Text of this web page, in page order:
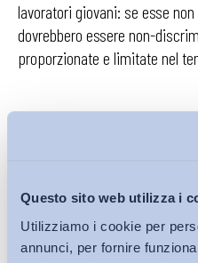
Questo sito web utilizza i
Utilizziamo i cookie per
annunci, per fornire
lavoratori giovani: se esse
dovrebbero essere non-
proporzionate e limitate nel
La Commissione Europea
attraverso la contrattazione
coperti dalla stessa possano
minimi stabiliti dai contratti
rafforzamento degli